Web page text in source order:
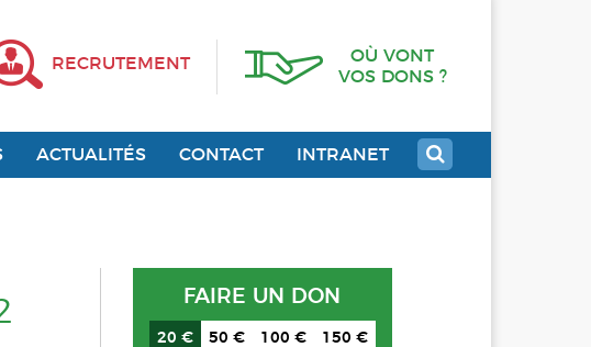
RECRUTEMENT
OÙ VONT
VOS DONS ?
ACTUALITÉS CONTACT INTRANET
FAIRE UN DON
20 € 50 € 100 € 150 €